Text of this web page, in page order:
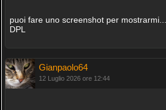
puoi fare uno screenshot per
DPL
Gianpaolo64
12 Luglio 2026 ore 12:44